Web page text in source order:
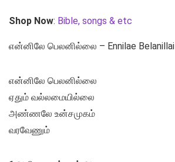
Shop Now: Bible, songs & etc
என்னிலே பெலனில்லை – Ennilae Belanillai
என்னிலே பெலனில்லை
ஏதும் வல்லமையில்லை
அண்ணலே உன்சமுகம்
வரவேணும்